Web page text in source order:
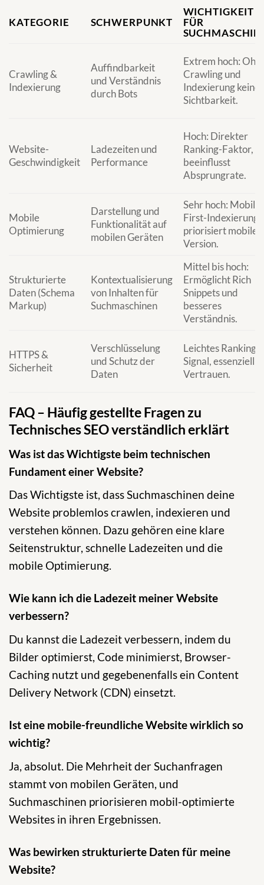
KATEGORIE SCHWERPUNKT
WICHTIGKEIT
FÜR
Crawling &
Indexierung
Auffindbarkeit
und Verständnis
durch Bots
Extrem hoch:
Crawling und
Indexierung keine
Sichtbarkeit.
Website-
Geschwindigkeit
Ladezeiten und
Performance
Hoch: Direkter
Ranking-Faktor,
beeinflusst
Absprungrate.
Mobile
Optimierung
Darstellung und
Funktionalität auf
mobilen Geräten
Sehr hoch: Mobile-
First-Indexierung
priorisiert mobile
Version.
Strukturierte
Daten (Schema
Markup)
Kontextualisierung
von Inhalten für
Suchmaschinen
Mittel bis hoch:
Ermöglicht Rich
Snippets und
besseres
Verständnis.
HTTPS &
Sicherheit
Verschlüsselung
und Schutz der
Daten
Leichtes Ranking-
Signal, essenziell
Vertrauen.
FAQ – Häufig gestellte Fragen zu
Technisches SEO verständlich erklärt
Was ist das Wichtigste beim technischen
Fundament einer Website?
Das Wichtigste ist, dass Suchmaschinen deine
Website problemlos crawlen, indexieren und
verstehen können. Dazu gehören eine klare
Seitenstruktur, schnelle Ladezeiten und die
mobile Optimierung.
Wie kann ich die Ladezeit meiner Website
verbessern?
Du kannst die Ladezeit verbessern, indem du
Bilder optimierst, Code minimierst, Browser-
Caching nutzt und gegebenenfalls ein Content
Delivery Network (CDN) einsetzt.
Ist eine mobile-freundliche Website wirklich so
wichtig?
Ja, absolut. Die Mehrheit der Suchanfragen
stammt von mobilen Geräten, und
Suchmaschinen priorisieren mobil-optimierte
Websites in ihren Ergebnissen.
Was bewirken strukturierte Daten für meine
Website?